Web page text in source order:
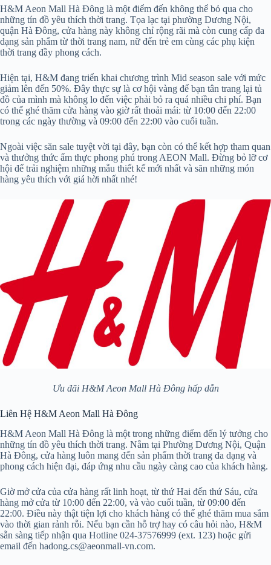
H&M Aeon Mall Hà Đông là một điểm đến không thể bỏ qua cho
những tín đồ yêu thích thời trang. Tọa lạc tại phường Dương Nội,
quận Hà Đông, cửa hàng này không chỉ rộng rãi mà còn cung cấp đa
dạng sản phẩm từ thời trang nam, nữ đến trẻ em cùng các phụ kiện
thời trang đầy phong cách.
Hiện tại, H&M đang triển khai chương trình Mid season sale với mức
giảm lên đến 50%. Đây thực sự là cơ hội vàng để bạn tân trang lại tủ
đồ của mình mà không lo đến việc phải bỏ ra quá nhiều chi phí. Bạn
có thể ghé thăm cửa hàng vào giờ rất thoải mái: từ 10:00 đến 22:00
trong các ngày thường và 09:00 đến 22:00 vào cuối tuần.
Ngoài việc săn sale tuyệt vời tại đây, bạn còn có thể kết hợp tham quan
và thưởng thức ẩm thực phong phú trong AEON Mall. Đừng bỏ lỡ cơ
hội để trải nghiệm những mẫu thiết kế mới nhất và săn những món
hàng yêu thích với giá hời nhất nhé!
Ưu đãi H&M Aeon Mall Hà Đông hấp dẫn
Liên Hệ H&M Aeon Mall Hà Đông
H&M Aeon Mall Hà Đông là một trong những điểm đến lý tưởng cho
những tín đồ yêu thích thời trang. Nằm tại Phường Dương Nội, Quận
Hà Đông, cửa hàng luôn mang đến sản phẩm thời trang đa dạng và
phong cách hiện đại, đáp ứng nhu cầu ngày càng cao của khách hàng.
Giờ mở cửa của cửa hàng rất linh hoạt, từ thứ Hai đến thứ Sáu, cửa
hàng mở cửa từ 10:00 đến 22:00, và vào cuối tuần, từ 09:00 đến
22:00. Điều này thật tiện lợi cho khách hàng có thể ghé thăm mua sắm
vào thời gian rảnh rỗi. Nếu bạn cần hỗ trợ hay có câu hỏi nào, H&M
sẵn sàng tiếp nhận qua Hotline 024-37576999 (ext. 123) hoặc gửi
email đến hadong.cs@aeonmall-vn.com.